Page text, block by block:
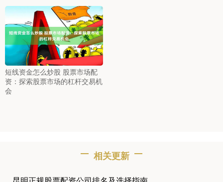
短线资金怎么炒股 股票市场配
资：探索股票市场的杠杆交易机
会
相关更新